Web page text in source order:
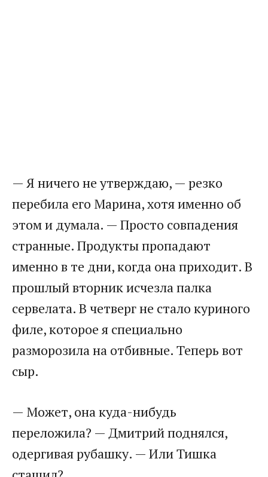
— Я ничего не утверждаю, — резко
перебила его Марина, хотя именно об
этом и думала. — Просто совпадения
странные. Продукты пропадают
именно в те дни, когда она приходит. В
прошлый вторник исчезла палка
сервелата. В четверг не стало куриного
филе, которое я специально
разморозила на отбивные. Теперь вот
сыр.
— Может, она куда-нибудь
переложила? — Дмитрий поднялся,
одергивая рубашку. — Или Тишка